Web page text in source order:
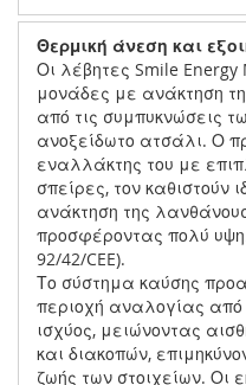
Θερµική άνεση και
Οι λέβητες Smile Energy
μονάδες με ανάκτηση
από τις συμπυκνώσεις
ανοξείδωτο ατσάλι. Ο
εναλλάκτης του με
σπείρες, τον καθιστούν
ανάκτηση της
προσφέροντας πολύ
92/42/CEE).
Το σύστημα καύσης
περιοχή αναλογίας από
ισχύος, μειώνοντας
και διακοπών,
ζωής των στοιχείων. Οι